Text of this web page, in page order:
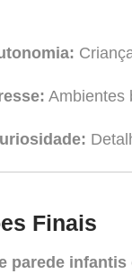
Ambientes
Finais
parede infantis